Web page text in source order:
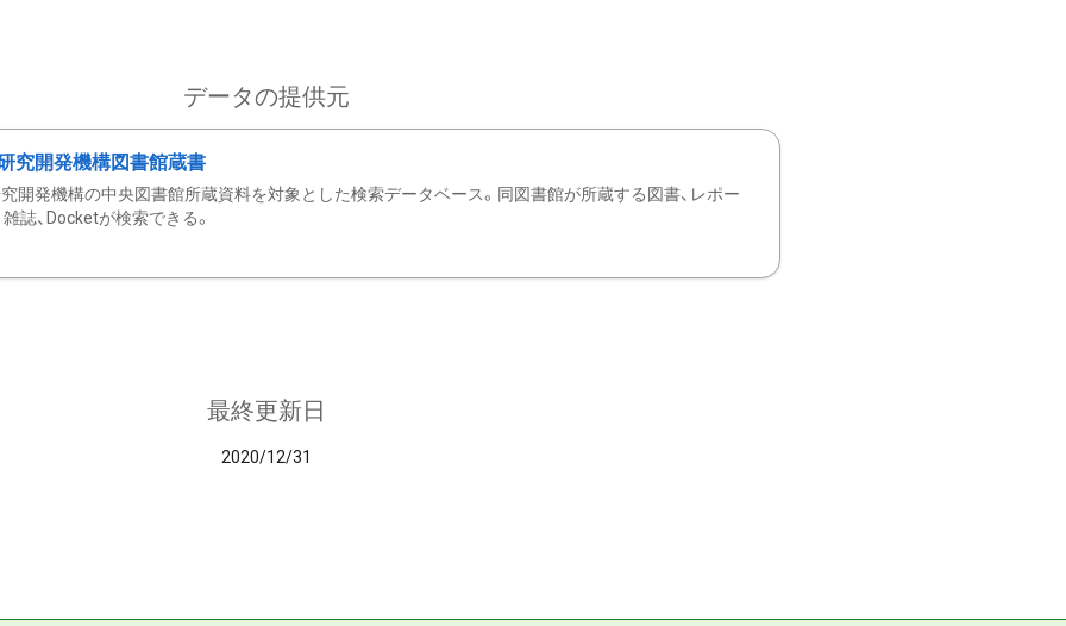
データの提供元
究開発機構図書館蔵書
開発機構の中央図書館所蔵資料を対象とした検索データベース。同図書館が所蔵する図書、レポー
雑誌、Docketが検索できる。
最終更新日
2020/12/31